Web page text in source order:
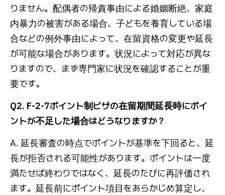
りません。配偶者の帰責事由による婚姻断絶、家庭
内暴力の被害がある場合、子どもを養育している場
合などの例外事由によって、在留資格の変更や延長
が可能な場合があります。状況によって対応が異な
りますので、まず専門家に状況を確認することが重
要です。
Q2. F-2-7ポイント制ビザの在留期間延長時にポイ
ントが不足した場合はどうなりますか？
A. 延長審査の時点でポイントが基準を下回ると、延
長が拒否される可能性があります。ポイントは一度
満たせば終わりではなく、延長のたびに再評価され
ます。延長前にポイント項目をあらかじめ算定し、